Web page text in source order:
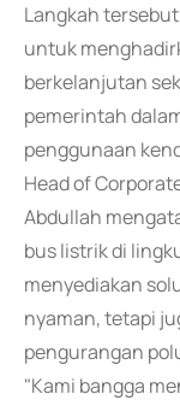
Langkah
untuk
berkelanjutan
pemerintah
penggunaan
Head of
Abdullah
bus listrik di
menyediakan
nyaman, tetapi
pengurangan
"Kami bangga